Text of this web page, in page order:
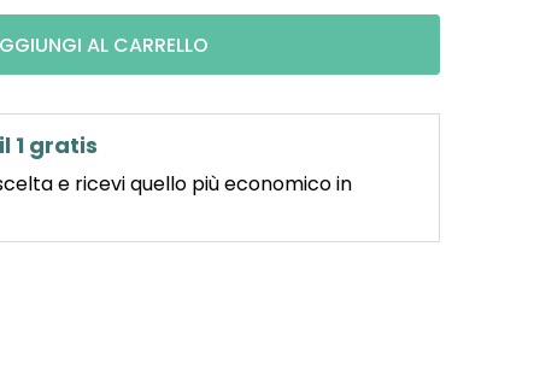
AL CARRELLO
1 gratis
e ricevi quello più economico in